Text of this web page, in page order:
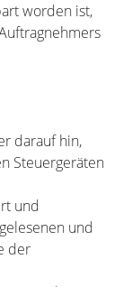
worden ist,
darauf hin,
Steuergeräten
und
und
der